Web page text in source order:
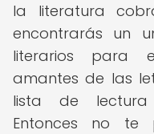
la literatura
encontrarás un
literarios para
amantes de las
lista de lectura
Entonces no te